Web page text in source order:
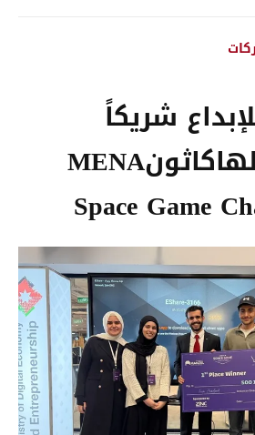
شريكاً
استراتيجياً لهاكاثونMENA
Space Game